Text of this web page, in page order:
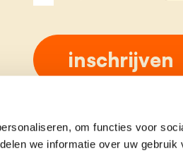
om functies voor
we informatie over uw gebruik